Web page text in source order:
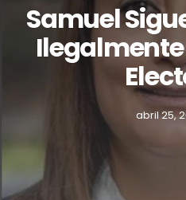
Samuel
abril 25,